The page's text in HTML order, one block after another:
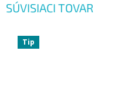
SÚVISIACI TOVAR
Tip